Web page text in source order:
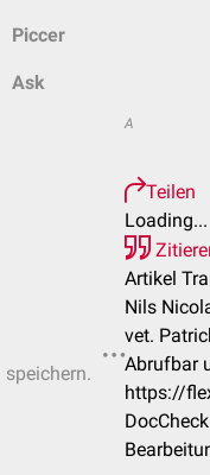
Piccer
Ask
A
Teilen
Loading...
Artikel
Nils
vet.
Abrufbar
https://